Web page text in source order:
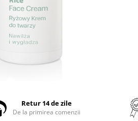
Retur 14 de zile
De la primirea comenzii